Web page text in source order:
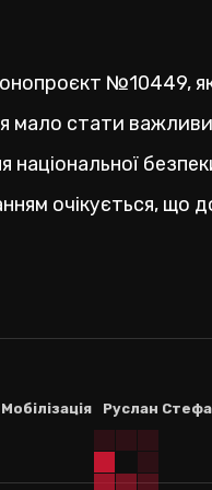
№10449,
мало стати
очікується, що
Мобілізація Руслан